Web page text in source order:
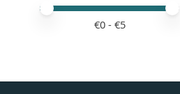
Minimale prijswaarde
Price maximum value
€0- €5